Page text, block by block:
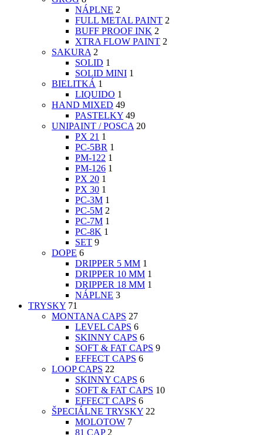
NÁPLNE 2
FULL METAL PAINT 2
BUFF PROOF INK 2
XTRA FLOW PAINT 2
SAKURA 2
SOLID 1
SOLID MINI 1
BIELITKÁ 1
LIQUIDO 1
HAND MIXED 49
PASTELKY 49
UNIPAINT / POSCA 20
PX 21 1
PC-5BR 1
PM-122 1
PM-126 1
PX 20 1
PX 30 1
PC-3M 1
PC-5M 2
PC-7M 1
PC-8K 1
SET 9
DOPE 6
DRIPPER 5 MM 1
DRIPPER 10 MM 1
DRIPPER 18 MM 1
NÁPLNE 3
TRYSKY 71
MONTANA CAPS 27
LEVEL CAPS 6
SKINNY CAPS 6
SOFT & FAT CAPS 9
EFFECT CAPS 6
LOOP CAPS 22
SKINNY CAPS 6
SOFT & FAT CAPS 10
EFFECT CAPS 6
ŠPECIÁLNE TRYSKY 22
MOLOTOW 7
81 CAP 2